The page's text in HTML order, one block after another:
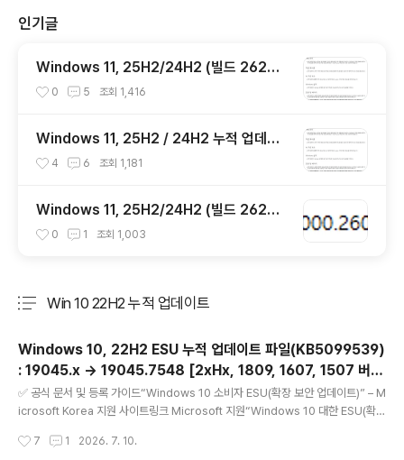
인기글
Windows 11, 25H2/24H2 (빌드 2620
0.8973 / 26100.8973) 최적화 / 앱제거 /
0 5 조회 1,416
Windows 11, 25H2 / 24H2 누적 업데이
트 파일(KB5101684) : 26200.x → 262
4 6 조회 1,181
Windows 11, 25H2/24H2 (빌드 2620
0.8973 / 26100.8973) MSDN 누적 업
0 1 조회 1,003
Win 10 22H2 누적 업데이트
Windows 10, 22H2 ESU 누적 업데이트 파일(KB5099539)
: 19045.x → 19045.7548 [2xHx, 1809, 1607, 1507 버전
포함] (= 7월 일반 사용자용 월간 ESU 보안 업데이트)
✅ 공식 문서 및 등록 가이드“Windows 10 소비자 ESU(확장 보안 업데이트)” – M
icrosoft Korea 지원 사이트링크 Microsoft 지원“Windows 10 대한 ESU(확장
n“Windows 10 ESU(확장 보안 업데이트) 사용(활성화) 가이드” – 기업/조직용 등
7 1 2026. 7. 10.